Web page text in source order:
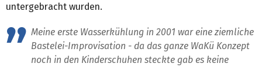
untergebracht wurden.
Meine erste Wasserkühlung in 2001 war eine ziemliche
Bastelei-Improvisation - da das ganze WaKü Konzept
noch in den Kinderschuhen steckte gab es keine